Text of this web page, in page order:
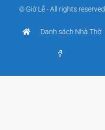
© Giờ Lễ - All rights reserved
Danh sách Nhà Thờ